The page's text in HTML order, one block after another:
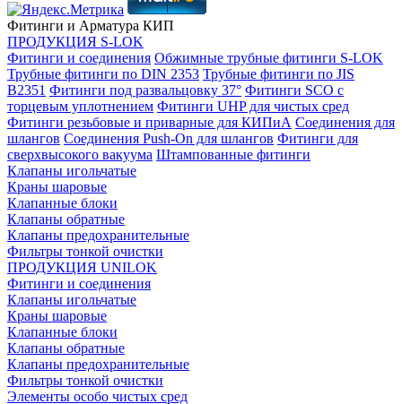
Фитинги и Арматура КИП
ПРОДУКЦИЯ S-LOK
Фитинги и соединения Обжимные трубные фитинги S-LOK
Трубные фитинги по DIN 2353 Трубные фитинги по JIS
B2351 Фитинги под развальцовку 37° Фитинги SCO с
торцевым уплотнением Фитинги UHP для чистых сред
Фитинги резьбовые и приварные для КИПиА Соединения для
шлангов Соединения Push-On для шлангов Фитинги для
сверхвысокого вакуума Штампованные фитинги
Клапаны игольчатые
Краны шаровые
Клапанные блоки
Клапаны обратные
Клапаны предохранительные
Фильтры тонкой очистки
ПРОДУКЦИЯ UNILOK
Фитинги и соединения
Клапаны игольчатые
Краны шаровые
Клапанные блоки
Клапаны обратные
Клапаны предохранительные
Фильтры тонкой очистки
Элементы особо чистых сред